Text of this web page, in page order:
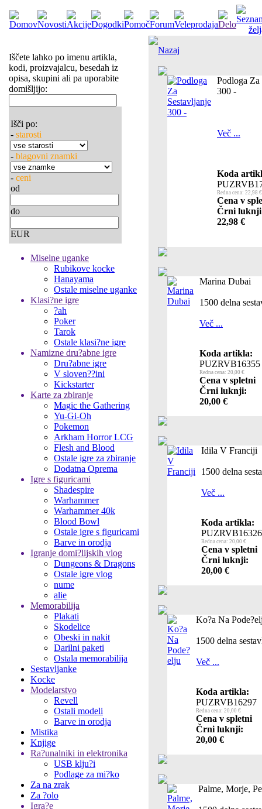
Iščete lahko po imenu artikla,
kodi, proizvajalcu, besedah iz
opisa, skupini ali pa uporabite
domišljijo:
Išči po:
- starosti
- blagovni znamki
- ceni
od
do
EUR
Miselne uganke
Rubikove kocke
Hanayama
Ostale miselne uganke
Klasi?ne igre
?ah
Poker
Tarok
Ostale klasi?ne igre
Namizne dru?abne igre
Dru?abne igre
V sloven??ini
Kickstarter
Karte za zbiranje
Magic the Gathering
Yu-Gi-Oh
Pokemon
Arkham Horror LCG
Flesh and Blood
Ostale igre za zbiranje
Dodatna Oprema
Igre s figuricami
Shadespire
Warhammer
Warhammer 40k
Blood Bowl
Ostale igre s figuricami
Barve in orodja
Igranje domi?lijskih vlog
Dungeons & Dragons
Ostale igre vlog
nume
alie
Memorabilija
Plakati
Skodelice
Obeski in nakit
Darilni paketi
Ostala memorabilija
Sestavljanke
Kocke
Modelarstvo
Revell
Ostali modeli
Barve in orodja
Mistika
Knjige
Ra?unalniki in elektronika
USB klju?i
Podlage za mi?ko
Za na zrak
Za ?olo
Igra?e
Nazaj
Podloga Za
300 -
Več ...
Koda
Redna cena: 22,98 €
Cena v
Črni
22,98 €
Marina Dubai
1500 delna
Več ...
Koda artikla:
PUZRVB16355
Redna cena: 20,00 €
Cena v spletni
Črni luknji:
20,00 €
Idila V Franciji
1500 delna
Več ...
Koda artikla:
PUZRVB16326
Redna cena: 20,00 €
Cena v spletni
Črni luknji:
20,00 €
Ko?a Na
1500 delna
Več ...
Koda artikla:
PUZRVB16297
Redna cena: 20,00 €
Cena v spletni
Črni luknji:
20,00 €
Palme, Morje,